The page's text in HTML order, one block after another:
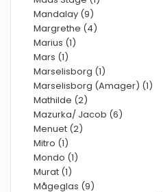
Mandalay (9)
Margrethe (4)
Marius (1)
Mars (1)
Marselisborg (1)
Marselisborg (Amager) (1)
Mathilde (2)
Mazurka/ Jacob (6)
Menuet (2)
Mitro (1)
Mondo (1)
Murat (1)
Mågeglas (9)